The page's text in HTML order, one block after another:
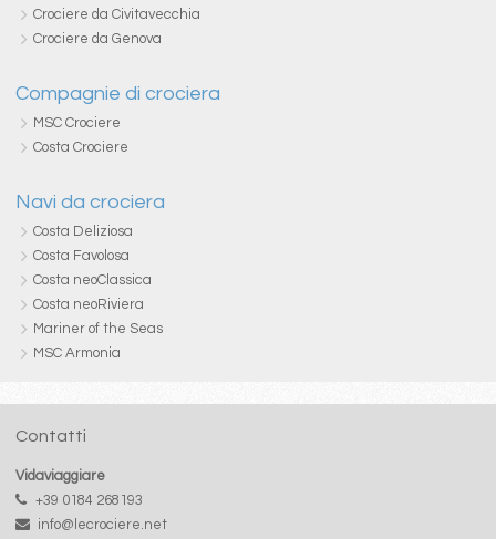
Crociere da Civitavecchia
Crociere da Genova
Compagnie di crociera
MSC Crociere
Costa Crociere
Navi da crociera
Costa Deliziosa
Costa Favolosa
Costa neoClassica
Costa neoRiviera
Mariner of the Seas
MSC Armonia
Contatti
Vidaviaggiare
+39 0184 268193
info@lecrociere.net